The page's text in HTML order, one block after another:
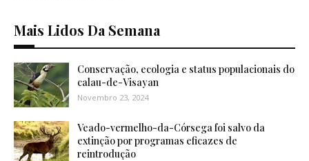
Mais Lidos Da Semana
Conservação, ecologia e status populacionais do
calau-de-Visayan
Novembro 23, 2024
Veado-vermelho-da-Córsega foi salvo da
extinção por programas eficazes de
reintrodução